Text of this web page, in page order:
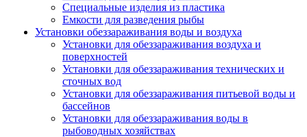
Специальные изделия из пластика
Емкости для разведения рыбы
Установки обеззараживания воды и воздуха
Установки для обеззараживания воздуха и
поверхностей
Установки для обеззараживания технических и
сточных вод
Установки для обеззараживания питьевой воды и
бассейнов
Установки для обеззараживания воды в
рыбоводных хозяйствах